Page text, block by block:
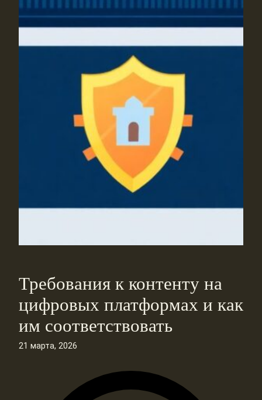
Требования к контенту на
цифровых платформах и как
им соответствовать
21 марта, 2026